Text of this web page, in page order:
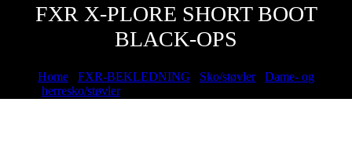
FXR X-PLORE SHORT BOOT
BLACK-OPS
Home FXR-BEKLEDNING Sko/støvler/ Dame- og
herresko/støvler/ FXR X-Plore Short Boot Black-Ops